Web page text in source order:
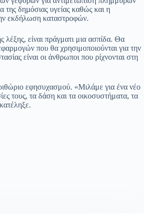
της δηµόσιας υγείας καθώς και η
εκδήλωση καταστροφών.
είναι πράγματι μια ασπίδα. Θα
που θα χρησιμοποιούνται για την
είναι οι άνθρωποι που ρίχνονται στη
εφησυχασμού. «Μιλάμε για ένα νέο
τους, τα δάση και τα οικοσυστήματα, τα